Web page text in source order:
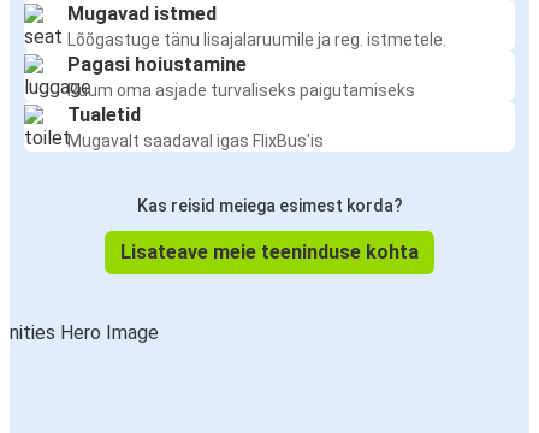
Mugavad istmed
Lõõgastuge tänu lisajalaruumile ja reg. istmetele.
Pagasi hoiustamine
Ruum oma asjade turvaliseks paigutamiseks
Tualetid
Mugavalt saadaval igas FlixBus'is
Kas reisid meiega esimest korda?
Lisateave meie teeninduse kohta